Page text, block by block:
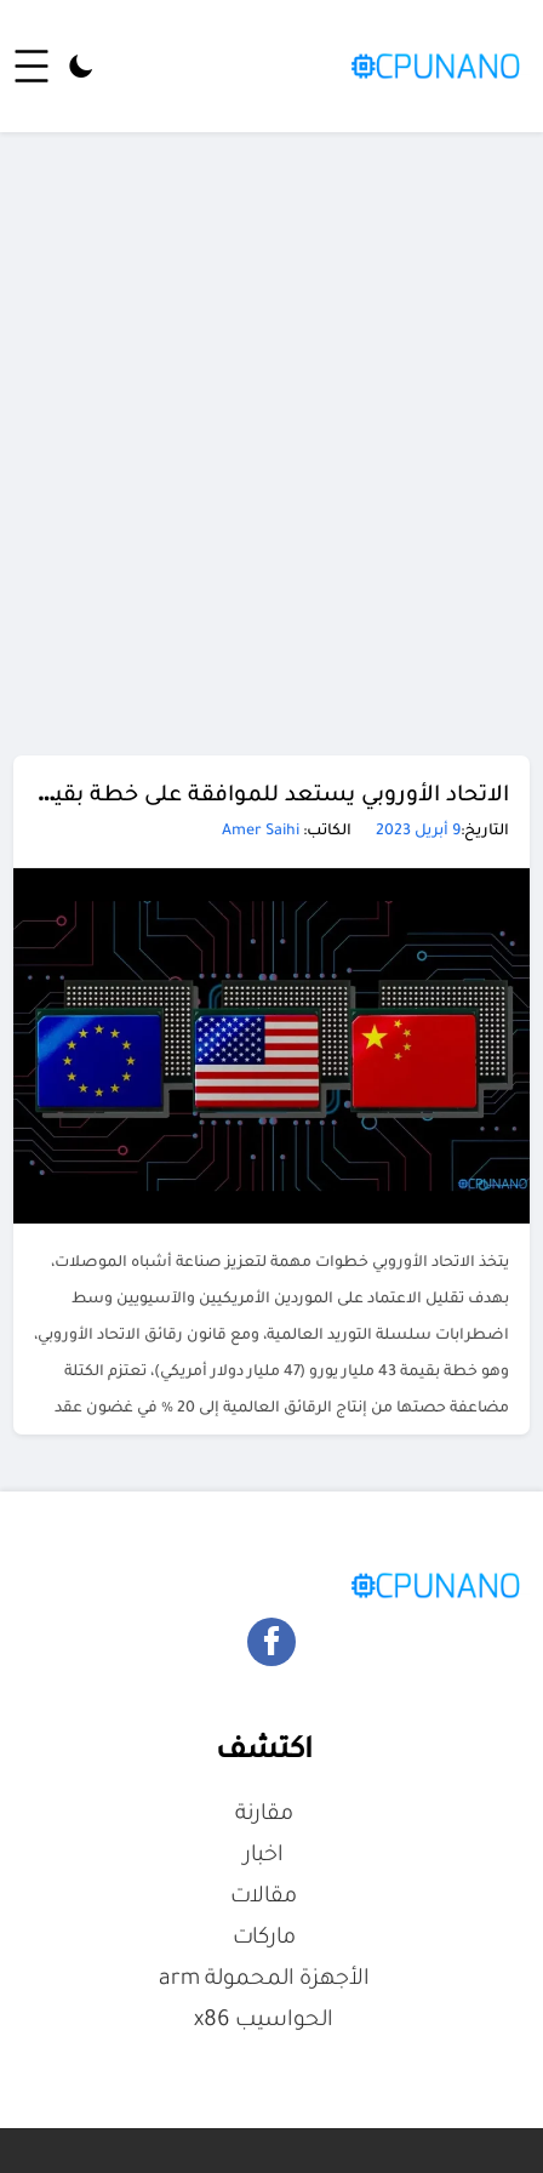
الاتحاد الأوروبي يستعد للموافقة على خطة بقيمة 43 مليار يورو لتعزيز صناعة أشباه الموصلات
التاريخ:9 أبريل 2023 الكاتب: Amer Saihi
يتخذ الاتحاد الأوروبي خطوات مهمة لتعزيز صناعة أشباه الموصلات،
بهدف تقليل الاعتماد على الموردين الأمريكيين والآسيويين وسط
اضطرابات سلسلة التوريد العالمية، ومع قانون رقائق الاتحاد الأوروبي،
وهو خطة بقيمة 43 مليار يورو (47 مليار دولار أمريكي)، تعتزم الكتلة
مضاعفة حصتها من إنتاج الرقائق العالمية إلى 20 ٪ في غضون عقد
اكتشف
مقارنة
اخبار
مقالات
ماركات
الأجهزة المحمولة arm
الحواسيب x86